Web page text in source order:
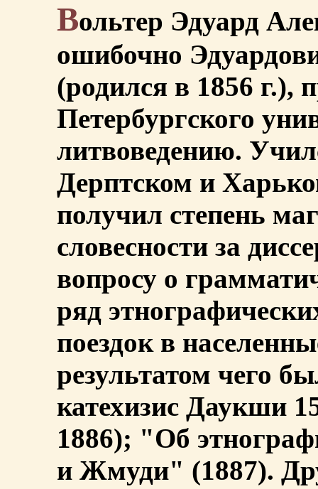
Вольтер Эдуард
ошибочно
(родился в 1856 г.),
Петербургского
литвоведению.
Дерптском и
получил степень
словесности за
вопросу о
ряд
поездок в
результатом чего
катехизис Даукши
1886); "Об
и Жмуди" (1887).